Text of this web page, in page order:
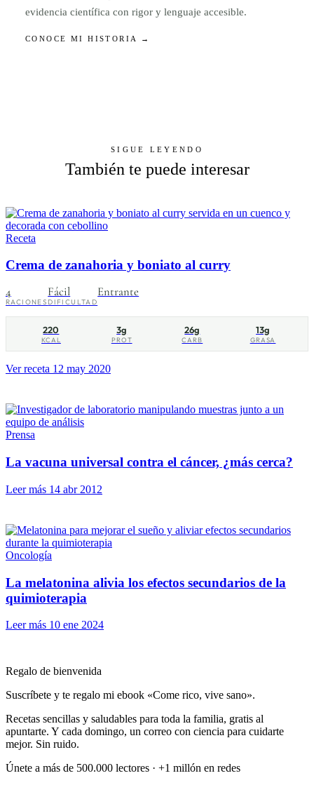
evidencia científica con rigor y lenguaje accesible.
CONOCE MI HISTORIA →
SIGUE LEYENDO
También te puede interesar
Receta
Crema de zanahoria y boniato al curry
4
RACIONES
Fácil
DIFICULTAD
Entrante
220
KCAL
3g
PROT
26g
CARB
13g
GRASA
Ver receta 12 may 2020
Prensa
La vacuna universal contra el cáncer, ¿más cerca?
Leer más 14 abr 2012
Oncología
La melatonina alivia los efectos secundarios de la
quimioterapia
Leer más 10 ene 2024
Regalo de bienvenida
Suscríbete y te regalo mi ebook «Come rico, vive sano».
Recetas sencillas y saludables para toda la familia, gratis al
apuntarte. Y cada domingo, un correo con ciencia para cuidarte
mejor. Sin ruido.
Únete a más de 500.000 lectores · +1 millón en redes